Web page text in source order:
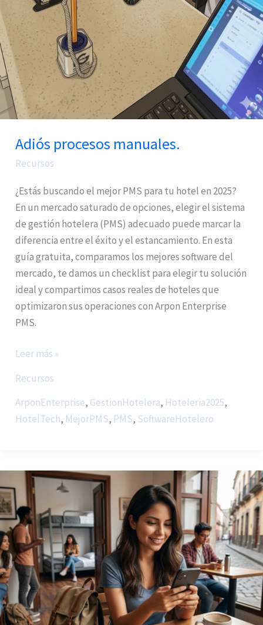
Adiós procesos manuales.
Recursos
¿Estás buscando el mejor PMS para tu hotel en 2025?
En un mercado saturado de opciones, elegir el sistema
de gestión hotelera (PMS) adecuado puede marcar la
diferencia entre el éxito y el estancamiento. En esta
guía gratuita, comparamos los mejores software del
mercado, te damos un checklist para elegir tu solución
ideal y compartimos casos reales de hoteles que
optimizaron sus operaciones con Arpon Enterprise
PMS.
Leer más »
Recursos
ArponEnterprise, GestionHotelera, Hoteleria2025,
HotelTech, MejorPMS, PMS, SoftwareHotelero
Cómo
evitar
overbooking
copn
Arpón
Cloud.